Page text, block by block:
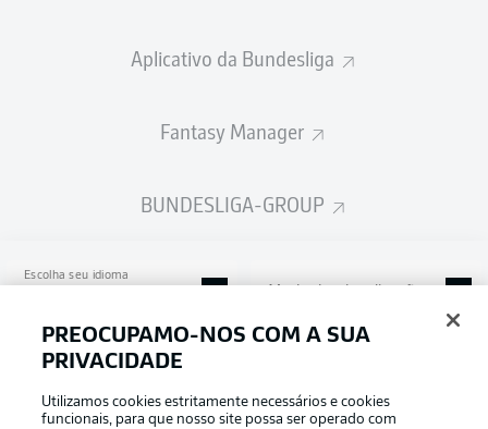
Aplicativo da Bundesliga
Fantasy Manager
BUNDESLIGA-GROUP
Escolha seu idioma
Login
PREOCUPAMO-NOS COM A SUA
PRIVACIDADE
Utilizamos cookies estritamente necessários e cookies
funcionais, para que nosso site possa ser operado com